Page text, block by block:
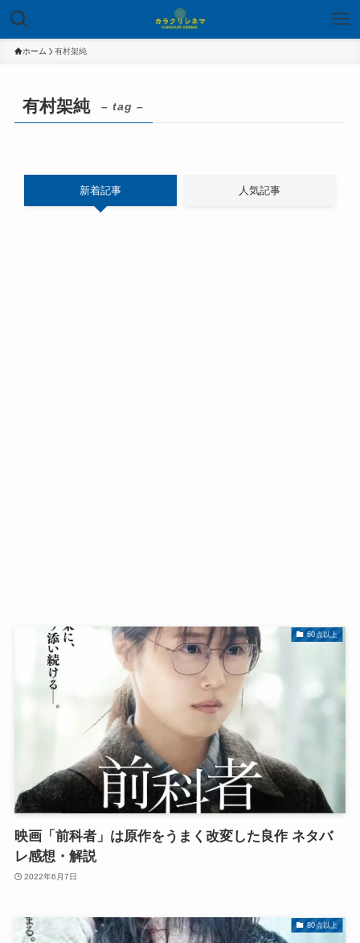
ホーム 有村架純
有村架純 – tag –
新着記事 人気記事
60点以上
映画「前科者」は原作をうまく改変した良作 ネタバ
レ感想・解説
2022年6月7日
80点以上